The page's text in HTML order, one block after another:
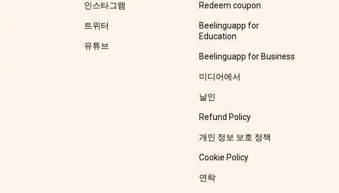
인스타그램
트위터
유튜브
Redeem coupon
Beelinguapp for
Education
Beelinguapp for Business
미디어에서
날인
Refund Policy
개인 정보 보호 정책
Cookie Policy
연락